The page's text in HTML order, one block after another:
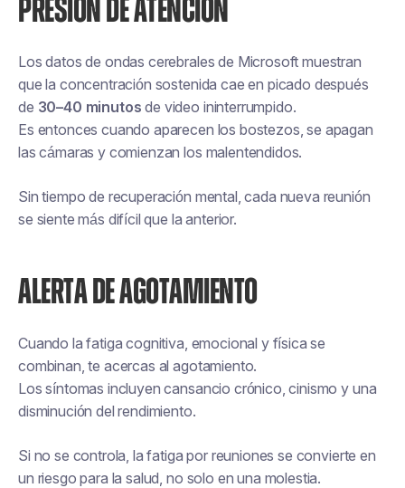
PRESIÓN DE ATENCIÓN
Los datos de ondas cerebrales de Microsoft muestran
que la concentración sostenida cae en picado después
de 30–40 minutos de video ininterrumpido.
Es entonces cuando aparecen los bostezos, se apagan
las cámaras y comienzan los malentendidos.
Sin tiempo de recuperación mental, cada nueva reunión
se siente más difícil que la anterior.
ALERTA DE AGOTAMIENTO
Cuando la fatiga cognitiva, emocional y física se
combinan, te acercas al agotamiento.
Los síntomas incluyen cansancio crónico, cinismo y una
disminución del rendimiento.
Si no se controla, la fatiga por reuniones se convierte en
un riesgo para la salud, no solo en una molestia.